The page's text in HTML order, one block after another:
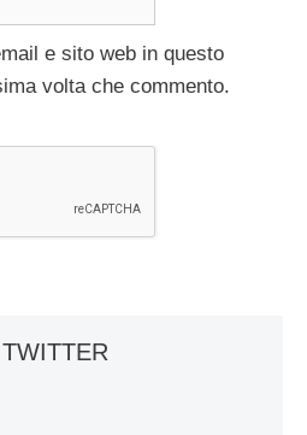
e sito web in questo
volta che commento.